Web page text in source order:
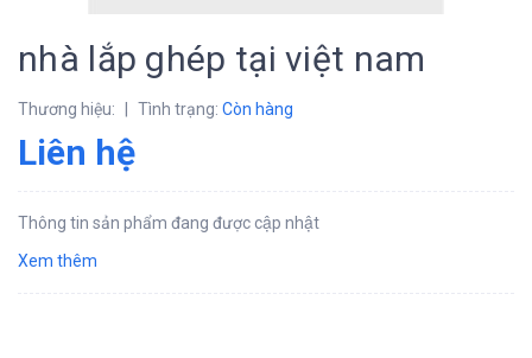
nhà lắp ghép tại việt nam
Thương hiệu: Tình trạng: Còn hàng
Liên hệ
Thông tin sản phẩm đang được cập nhật
Xem thêm